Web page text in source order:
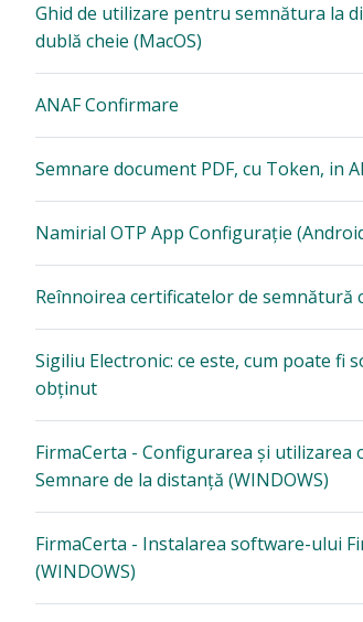
Ghid de utilizare pentru semnătura la
dublă cheie (MacOS)
ANAF Confirmare
Semnare document PDF, cu Token, in
Namirial OTP App Configurație
Reînnoirea certificatelor de semnătură
Sigiliu Electronic: ce este, cum poate fi
obținut
FirmaCerta - Configurarea și utilizarea
Semnare de la distanță (WINDOWS)
FirmaCerta - Instalarea software-ului
(WINDOWS)